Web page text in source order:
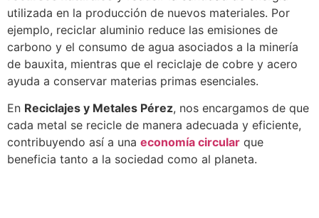
utilizada en la producción de nuevos materiales. Por
ejemplo, reciclar aluminio reduce las emisiones de
carbono y el consumo de agua asociados a la minería
de bauxita, mientras que el reciclaje de cobre y acero
ayuda a conservar materias primas esenciales.
En Reciclajes y Metales Pérez, nos encargamos de que
cada metal se recicle de manera adecuada y eficiente,
contribuyendo así a una economía circular que
beneficia tanto a la sociedad como al planeta.